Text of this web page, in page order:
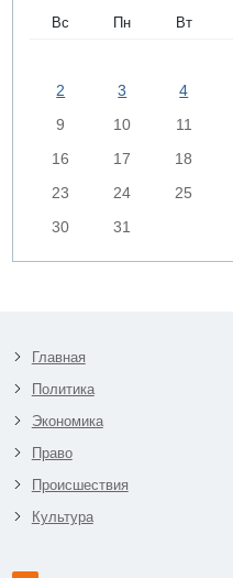
Вс Пн Вт
2
3 4
9
10 11
16
17 18
23
24 25
30
31
Главная
Политика
Экономика
Право
Происшествия
Культура